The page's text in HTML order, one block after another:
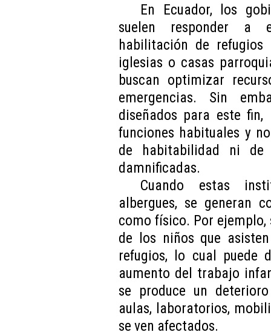
En Ecuador, los
suelen responder a
habilitación de refugios
iglesias o casas
buscan optimizar
emergencias. Sin
diseñados para este
funciones habituales y
de habitabilidad ni de
damnificadas.
Cuando estas
albergues, se generan
como físico. Por
de los niños que
refugios, lo cual puede
aumento del trabajo
se produce un
aulas, laboratorios,
se ven afectados.